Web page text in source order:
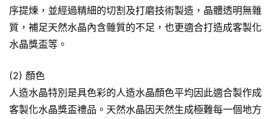
序提煉，並經過精細的切割及打磨技術製造，晶體透明無雜
質，補足天然水晶內含雜質的不足，也更適合打造成客製化
水晶獎盃等。
(2) 顏色
人造水晶特別是具色彩的人造水晶顏色平均因此適合製作成
客製化水晶獎盃禮品。天然水晶因天然生成極難每一個地方